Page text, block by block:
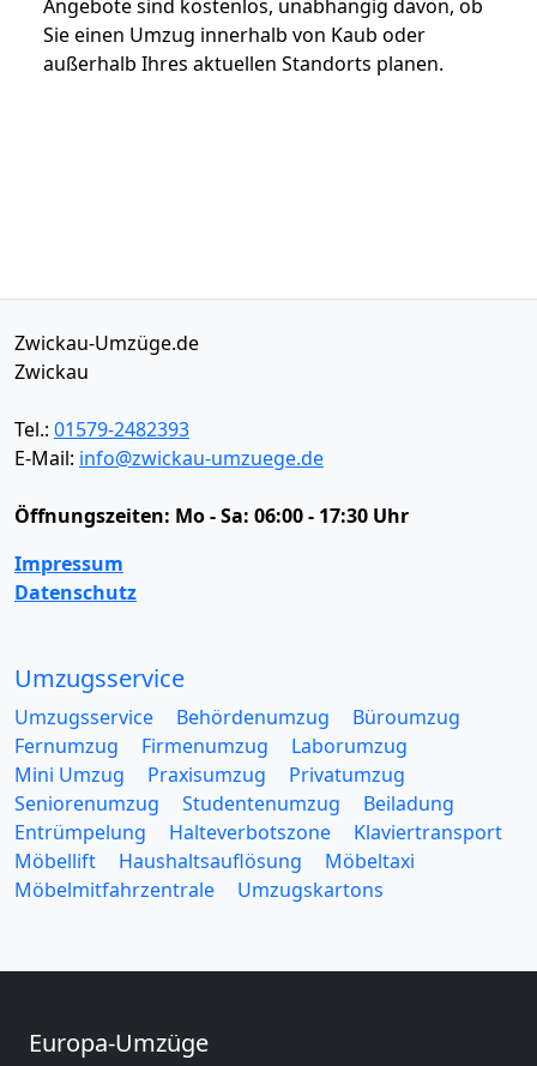
Angebote sind kostenlos, unabhängig davon, ob
Sie einen Umzug innerhalb von Kaub oder
außerhalb Ihres aktuellen Standorts planen.
Zwickau-Umzüge.de
Zwickau
Tel.: 01579-2482393
E-Mail: info@zwickau-umzuege.de
Öffnungszeiten: Mo - Sa: 06:00 - 17:30 Uhr
Impressum
Datenschutz
Umzugsservice
Umzugsservice Behördenumzug
Büroumzug
Fernumzug
Firmenumzug
Laborumzug
Mini Umzug
Praxisumzug
Privatumzug
Seniorenumzug
Studentenumzug
Beiladung
Entrümpelung
Halteverbotszone
Klaviertransport
Möbellift
Haushaltsauflösung
Möbeltaxi
Möbelmitfahrzentrale
Umzugskartons
Europa-Umzüge